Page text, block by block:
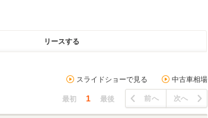
リースする
スライドショーで見る 中古車相場
最初 1 最後 前へ 次へ